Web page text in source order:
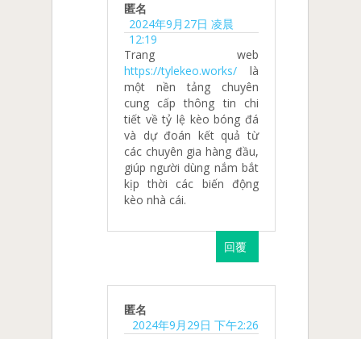
匿名
2024年9月27日 凌晨
12:19
Trang web
https://tylekeo.works/ là
một nền tảng chuyên
cung cấp thông tin chi
tiết về tỷ lệ kèo bóng đá
và dự đoán kết quả từ
các chuyên gia hàng đầu,
giúp người dùng nắm bắt
kịp thời các biến động
kèo nhà cái.
回覆
匿名
2024年9月29日 下午2:26